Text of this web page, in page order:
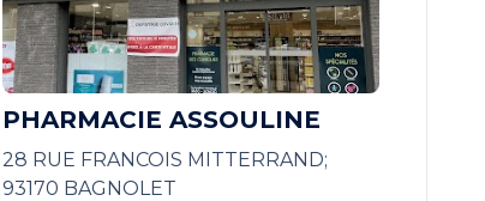
PHARMACIE ASSOULINE
28 RUE FRANCOIS MITTERRAND;
93170 BAGNOLET